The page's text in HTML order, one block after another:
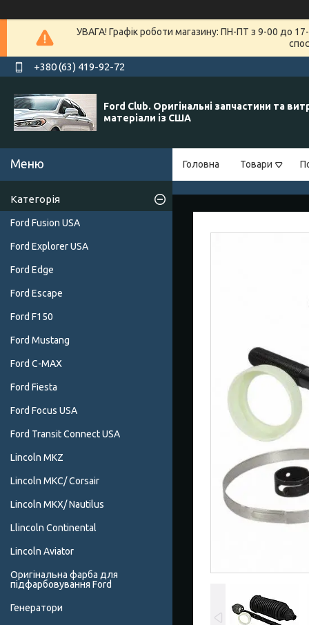
УВАГА! Графік роботи магазину: ПН-ПТ з 9-00 до
+380 (63) 419-92-72
Ford Club. Оригінальні запчастини та
матеріали із США
Головна Товари
Категорія
Ford Fusion USA
Ford Explorer USA
Ford Edge
Ford Escape
Ford F150
Ford Mustang
Ford C-MAX
Ford Fiesta
Ford Focus USA
Ford Transit Connect USA
Lincoln MKZ
Lincoln MKC/ Corsair
Lincoln MKX/ Nautilus
Llincoln Continental
Lincoln Aviator
Оригінальна фарба для
підфарбовування Ford
Генератори